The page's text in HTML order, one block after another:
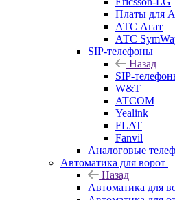
Платы для
АТС Агат
АТС
SIP-телефоны
Назад
SIP-
W&T
ATCOM
Yealink
FLAT
Fanvil
Аналоговые
Автоматика для ворот
Назад
Автоматика для